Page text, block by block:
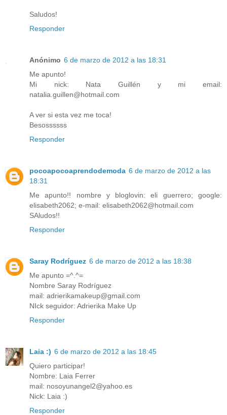
Saludos!
Responder
Anónimo 6 de marzo de 2012 a las 18:31
Me apunto!
Mi nick: Nata Guillén y mi email:
natalia.guillen@hotmail.com
A ver si esta vez me toca!
Besossssss
Responder
pocoapocoaprendodemoda 6 de marzo de 2012 a las
18:31
Me apunto!! nombre y bloglovin: eli guerrero; google:
elisabeth2062; e-mail: elisabeth2062@hotmail.com
SAludos!!
Responder
Saray Rodríguez 6 de marzo de 2012 a las 18:38
Me apunto =^.^=
Nombre Saray Rodríguez
mail: adrierikamakeup@gmail.com
NIck seguidor: Adrierika Make Up
Responder
Laia :) 6 de marzo de 2012 a las 18:45
Quiero participar!
Nombre: Laia Ferrer
mail: nosoyunangel2@yahoo.es
Nick: Laia :)
Responder